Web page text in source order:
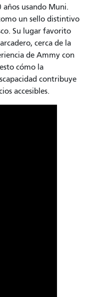
años usando Muni.
un sello distintivo
Su lugar favorito
cerca de la
de Ammy con
cómo la
contribuye
accesibles.